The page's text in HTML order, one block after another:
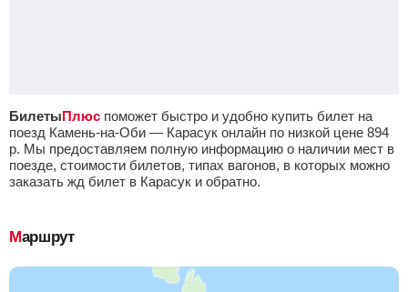
БилетыПлюс поможет быстро и удобно купить билет на
поезд Камень-на-Оби — Карасук онлайн по низкой цене 894
р. Мы предоставляем полную информацию о наличии мест в
поезде, стоимости билетов, типах вагонов, в которых можно
заказать жд билет в Карасук и обратно.
Маршрут